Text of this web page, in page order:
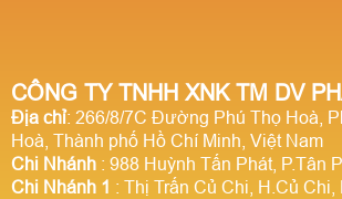
CÔNG TY TNHH XNK TM DV
Địa chỉ: 266/8/7C Đường Phú Thọ Hoà,
Hoà, Thành phố Hồ Chí Minh, Việt Nam
Chi Nhánh : 988 Huỳnh Tấn Phát, P.Tân
Chi Nhánh 1 : Thị Trấn Củ Chi, H.Củ Chi,